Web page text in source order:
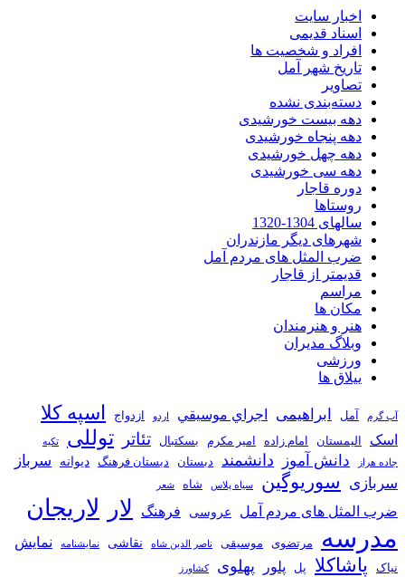
اخبار سایت
اسناد قدیمی
افراد و شخصیت ها
تاریخ شهر آمل
تصاویر
دسته‌بندی نشده
دهه بیست خورشیدی
دهه پنجاه خورشیدی
دهه چهل خورشیدی
دهه سی خورشیدی
دوره قاجار
روستاها
سالهای 1304-1320
شهرهای دیگر مازندران
ضرب المثل های مردم آمل
قدیمتر از قاجار
مراسم
مکان ها
هنر و هنرمندان
وبلاگ مدیران
ورزشی
ییلاق ها
آب گرم آمل ابراهیمی اجراي موسيقي اردو ازدواج اسپه کلا
اسک الیمستان امام زاده امیر مکرم بسکتبال تئاتر توللی تکیه
جاده هراز دانش آموز دانشمند دبستان دبستان فرهنگ دیوانه
سرباز
سربازی
سوریوگین سیاه پلاس شاه شعر
ضرب المثل های مردم آمل عروسی فرهنگ لار لاریجان
مدرسه مرتضوی موسیقی ناصر الدین شاه نقاشی نمايشنامه نمایش
نیاک پاشاکلا پل پلور پهلوی کشاورز